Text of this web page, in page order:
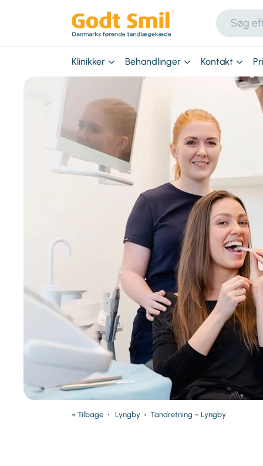
Klinikker Behandlinger Kontakt
« Tilbage Lyngby › Tandretning – Lyngby